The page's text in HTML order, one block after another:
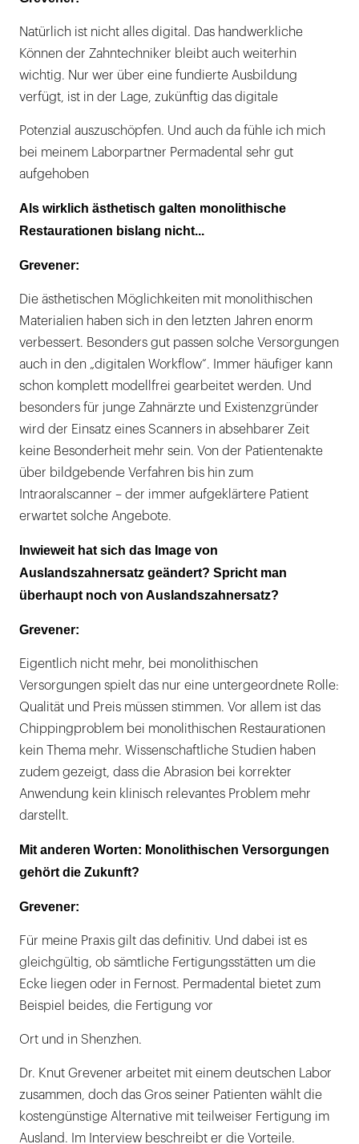
Natürlich ist nicht alles digital. Das handwerkliche
Können der Zahntechniker bleibt auch weiterhin
wichtig. Nur wer über eine fundierte Ausbildung
verfügt, ist in der Lage, zukünftig das digitale
Potenzial auszuschöpfen. Und auch da fühle ich mich
bei meinem Laborpartner Permadental sehr gut
aufgehoben
Als wirklich ästhetisch galten monolithische
Restaurationen bislang nicht...
Grevener:
Die ästhetischen Möglichkeiten mit monolithischen
Materialien haben sich in den letzten Jahren enorm
verbessert. Besonders gut passen solche Versorgungen
auch in den „digitalen Workflow“. Immer häufiger kann
schon komplett modellfrei gearbeitet werden. Und
besonders für junge Zahnärzte und Existenzgründer
wird der Einsatz eines Scanners in absehbarer Zeit
keine Besonderheit mehr sein. Von der Patientenakte
über bildgebende Verfahren bis hin zum
Intraoralscanner – der immer aufgeklärtere Patient
erwartet solche Angebote.
Inwieweit hat sich das Image von
Auslandszahnersatz geändert? Spricht man
überhaupt noch von Auslandszahnersatz?
Grevener:
Eigentlich nicht mehr, bei monolithischen
Versorgungen spielt das nur eine untergeordnete Rolle:
Qualität und Preis müssen stimmen. Vor allem ist das
Chippingproblem bei monolithischen Restaurationen
kein Thema mehr. Wissenschaftliche Studien haben
zudem gezeigt, dass die Abrasion bei korrekter
Anwendung kein klinisch relevantes Problem mehr
darstellt.
Mit anderen Worten: Monolithischen Versorgungen
gehört die Zukunft?
Grevener:
Für meine Praxis gilt das definitiv. Und dabei ist es
gleichgültig, ob sämtliche Fertigungsstätten um die
Ecke liegen oder in Fernost. Permadental bietet zum
Beispiel beides, die Fertigung vor
Ort und in Shenzhen.
Dr. Knut Grevener arbeitet mit einem deutschen Labor
zusammen, doch das Gros seiner Patienten wählt die
kostengünstige Alternative mit teilweiser Fertigung im
Ausland. Im Interview beschreibt er die Vorteile.